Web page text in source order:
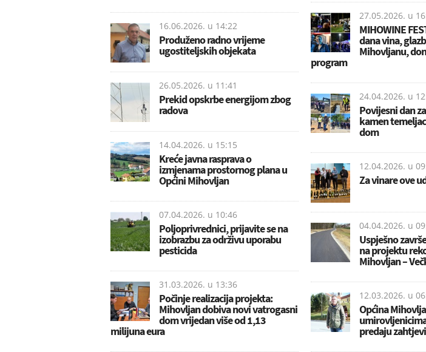
16.06.2026. u 14:22
Produženo radno vrijeme
ugostiteljskih objekata
26.05.2026. u 11:41
Prekid opskrbe energijom zbog
radova
14.04.2026. u 15:15
Kreće javna rasprava o
izmjenama prostornog plana u
Općini Mihovljan
07.04.2026. u 10:46
Poljoprivrednici, prijavite se na
izobrazbu za održivu uporabu
pesticida
31.03.2026. u 13:36
Počinje realizacija projekta:
Mihovljan dobiva novi vatrogasni
dom vrijedan više od 1,13
milijuna eura
27.05.2026. u
MIHOWINE
dana vina,
Mihovljanu,
program
24.04.2026. u
Povijesni dan
kamen
dom
12.04.2026. u
Za vinare ove
04.04.2026. u
Uspješno
na projektu
Mihovljan –
12.03.2026. u
Općina
predaju zahtjevi